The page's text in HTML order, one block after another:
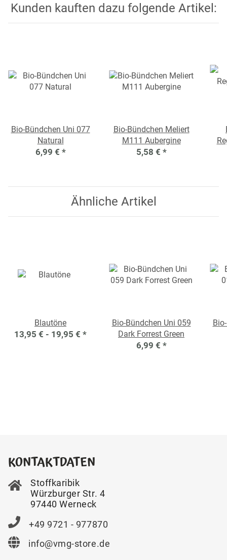
Kunden kauften dazu folgende Artikel:
Bio-Bündchen Uni 077
Natural
6,99 € *
Bio-Bündchen Meliert
M111 Aubergine
5,58 € *
Ähnliche Artikel
Blautöne
13,95 € - 19,95 € *
Bio-Bündchen Uni 059
Dark Forrest Green
6,99 € *
KONTAKTDATEN
Stoffkaribik
Würzburger Str. 4
97440 Werneck
+49 9721 - 977870
info@vmg-store.de